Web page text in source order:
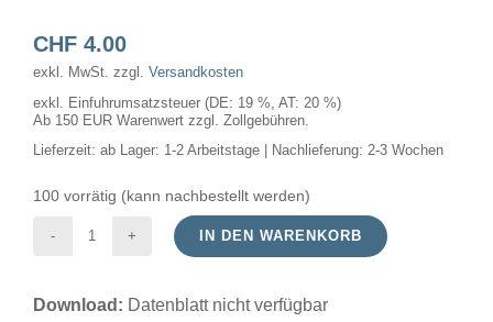
CHF4.00
exkl. MwSt. zzgl. Versandkosten
exkl. Einfuhrumsatzsteuer (DE: 19 %, AT: 20 %)
Ab 150 EUR Warenwert zzgl. Zollgebühren.
Lieferzeit: ab Lager: 1-2 Arbeitstage | Nachlieferung: 2-3 Wochen
100 vorrätig (kann nachbestellt werden)
Glimmlampe
A.C.14x30mm
IN DEN WARENKORB
Download: Datenblatt nicht verfügbar